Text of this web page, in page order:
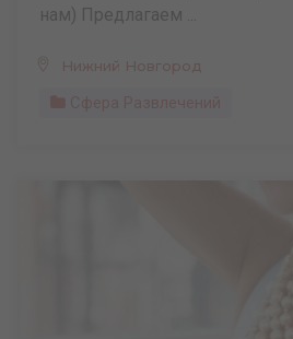
нам) Предлагаем ...
Нижний Новгород
Сфера Развлечений